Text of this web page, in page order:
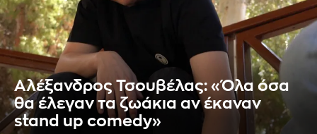
Αλέξανδρος Τσουβέλας: «Όλα όσα
θα έλεγαν τα ζωάκια αν έκαναν
stand up comedy»